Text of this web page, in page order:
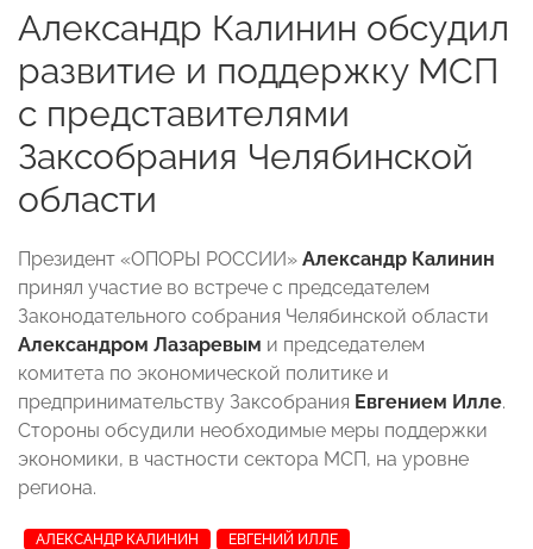
Александр Калинин обсудил
развитие и поддержку МСП
с представителями
Заксобрания Челябинской
области
Президент «ОПОРЫ РОССИИ» Александр Калинин
принял участие во встрече с председателем
Законодательного собрания Челябинской области
Александром Лазаревым и председателем
комитета по экономической политике и
предпринимательству Заксобрания Евгением Илле.
Стороны обсудили необходимые меры поддержки
экономики, в частности сектора МСП, на уровне
региона.
АЛЕКСАНДР КАЛИНИН ЕВГЕНИЙ ИЛЛЕ